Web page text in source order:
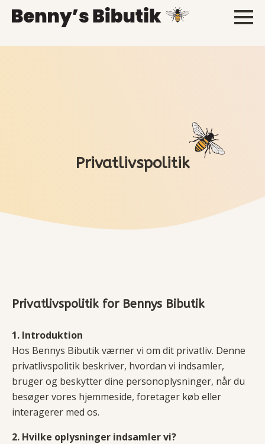
Privatlivspolitik
Privatlivspolitik for Bennys Bibutik
1. Introduktion
Hos Bennys Bibutik værner vi om dit privatliv. Denne
privatlivspolitik beskriver, hvordan vi indsamler,
bruger og beskytter dine personoplysninger, når du
besøger vores hjemmeside, foretager køb eller
interagerer med os.
2. Hvilke oplysninger indsamler vi?